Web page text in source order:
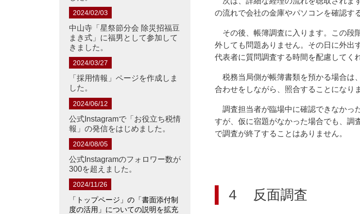
の流れで会社の金庫やパソコンを確認す
その後、帳簿調査に入ります。この段
外しても問題ありません。その日に外出
代表者に質問調査する時間を配慮してく
税務当局側が帳簿書類を預かる場合は
合わせをしながら、照合することになり
調査担当者が臨場中に確認できなかっ
すが、仮に宿題がなかった場合でも、調
で調査が終了することはありません。
４ 反面調査
2024/02/03
中山寺「星祭節分会 除災招福豆
まき式」に福男として参加して
きました。
2024/03/27
「採用情報」ページを作成しま
した。
2024/06/12
公式Instagramで「お役立ち税情
報」の発信をはじめました。
2024/08/05
公式Instagramのフォロワー数が
300を超えました。
2024/11/26
「トップページ」の「書面添付制
度の活用」についての説明を拡充